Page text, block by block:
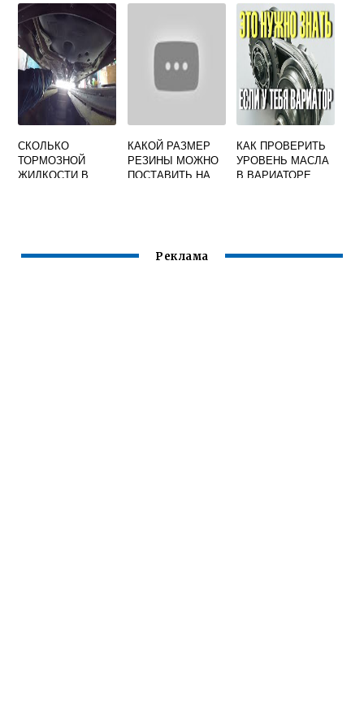
СКОЛЬКО
ТОРМОЗНОЙ
ЖИДКОСТИ В
КАКОЙ РАЗМЕР
РЕЗИНЫ МОЖНО
ПОСТАВИТЬ НА
КАК ПРОВЕРИТЬ
УРОВЕНЬ МАСЛА
В ВАРИАТОРЕ
Реклама